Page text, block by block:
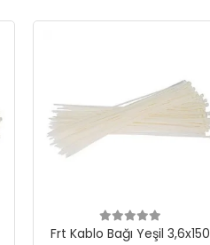
Frt Kablo Bağı Yeşil 3,6x150